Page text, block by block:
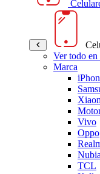
Ver todo en
Marca
Vivo
Oppo
Nubia
TCL